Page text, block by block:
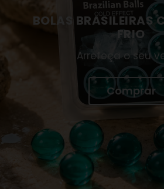
BOLAS BRASILEIRAS
FRIO
Arrefeça o seu
Comprar